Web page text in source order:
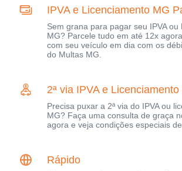
IPVA e Licenciamento MG
Sem grana para pagar seu IPVA ou
MG? Parcele tudo em até 12x
com seu veículo em dia com os
do Multas MG.
2ª via IPVA e Licenciamento
Precisa puxar a 2ª via do IPVA ou
MG? Faça uma consulta de graça
agora e veja condições especiais
Rápido